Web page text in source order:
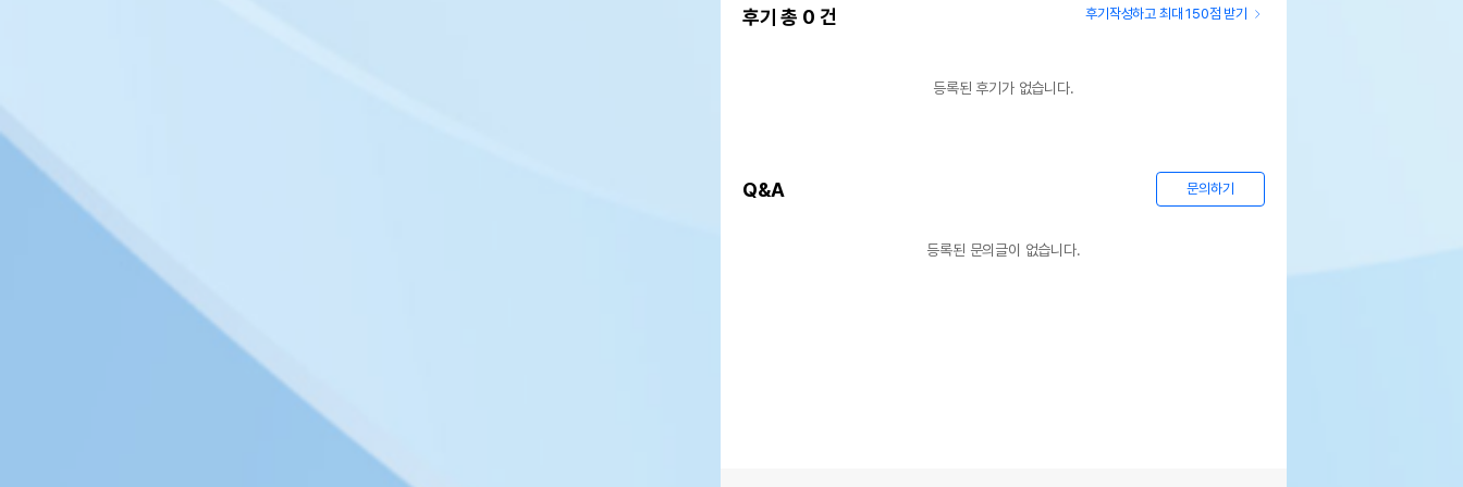
후기 총 0 건 후기작성하고 최대 150점 받기
등록된 후기가 없습니다.
Q&A 문의하기
등록된 문의글이 없습니다.